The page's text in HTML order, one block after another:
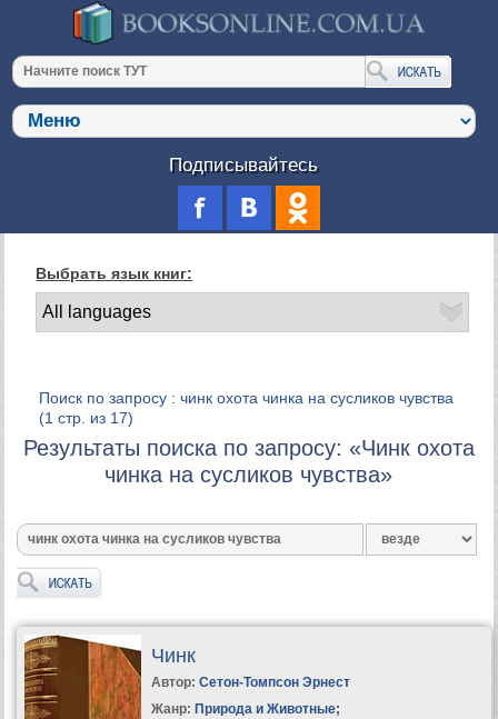
Подписывайтесь
Выбрать язык книг:
Поиск по запросу : чинк охота чинка на сусликов чувства
(1 стр. из 17)
Результаты поиска по запросу: «Чинк охота
чинка на сусликов чувства»
Чинк
Автор: Сетон-Томпсон Эрнест
Жанр: Природа и Животные;